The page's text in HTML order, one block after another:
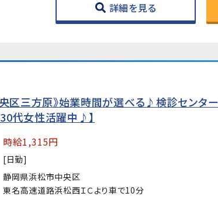
詳細を見る
区三方原》始業時間が選べる♪検診センタ
代女性活躍中♪】
時給1,315円
[日勤]
静岡県浜松市中央区
東名高速道路浜松西ＩＣより車で10分